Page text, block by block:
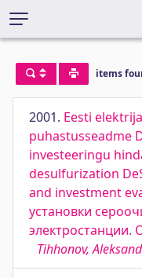
items
2001. Eesti
puhastusseadme
investeeringu
desulfurization
and investment
установки
электростанции.
Tihhonov,